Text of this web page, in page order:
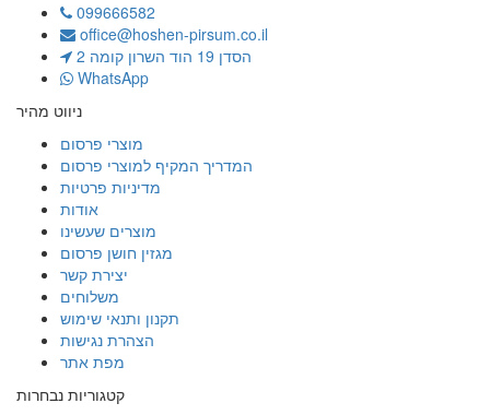
099666582
office@hoshen-pirsum.co.il
הסדן 19 הוד השרון קומה 2
WhatsApp
ניווט מהיר
מוצרי פרסום
המדריך המקיף למוצרי פרסום
מדיניות פרטיות
אודות
מוצרים שעשינו
מגזין חושן פרסום
יצירת קשר
משלוחים
תקנון ותנאי שימוש
הצהרת נגישות
מפת אתר
קטגוריות נבחרות